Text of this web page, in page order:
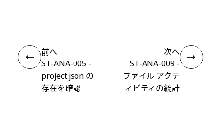
前へ
ST-ANA-005 -
project.json の
存在を確認
次へ
ST-ANA-009 -
ファイル アクテ
ィビティの統計